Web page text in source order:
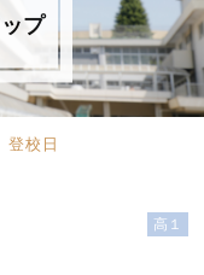
プ
校日
高１